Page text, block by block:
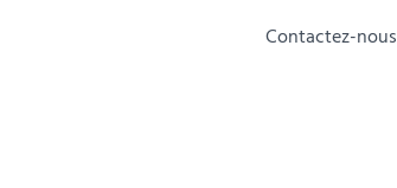
Contactez-nous